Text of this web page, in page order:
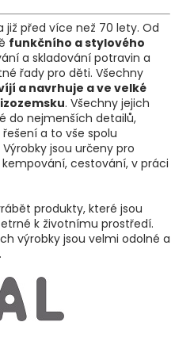
již před více než 70 lety. Od
funkčního a stylového
a skladování potravin a
řady pro děti. Všechny
a navrhuje a ve velké
. Všechny jejich
do nejmenších detailů,
a to vše spolu
jsou určeny pro
cestování, v práci
produkty, které jsou
k životnímu prostředí.
výrobky jsou velmi odolné a